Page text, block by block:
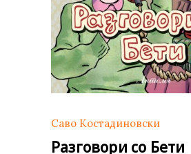
Саво Костадиновски
Разговори со Бети